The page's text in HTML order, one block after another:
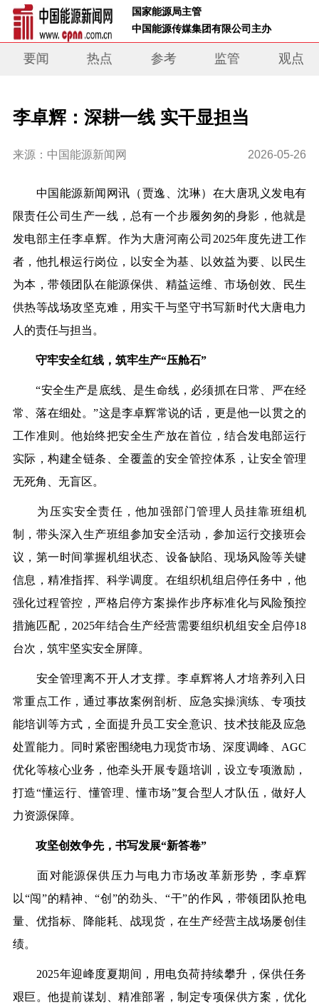
国家能源局主管
中国能源传媒集团有限公司主办
要闻 热点 参考 监管 观点
李卓辉：深耕一线 实干显担当
来源：中国能源新闻网 2026-05-26
中国能源新闻网讯（贾逸、沈琳）在大唐巩义发电有
限责任公司生产一线，总有一个步履匆匆的身影，他就是
发电部主任李卓辉。作为大唐河南公司2025年度先进工作
者，他扎根运行岗位，以安全为基、以效益为要、以民生
为本，带领团队在能源保供、精益运维、市场创效、民生
供热等战场攻坚克难，用实干与坚守书写新时代大唐电力
人的责任与担当。
守牢安全红线，筑牢生产“压舱石”
“安全生产是底线、是生命线，必须抓在日常、严在经
常、落在细处。”这是李卓辉常说的话，更是他一以贯之的
工作准则。他始终把安全生产放在首位，结合发电部运行
实际，构建全链条、全覆盖的安全管控体系，让安全管理
无死角、无盲区。
为压实安全责任，他加强部门管理人员挂靠班组机
制，带头深入生产班组参加安全活动，参加运行交接班会
议，第一时间掌握机组状态、设备缺陷、现场风险等关键
信息，精准指挥、科学调度。在组织机组启停任务中，他
强化过程管控，严格启停方案操作步序标准化与风险预控
措施匹配，2025年结合生产经营需要组织机组安全启停18
台次，筑牢坚实安全屏障。
安全管理离不开人才支撑。李卓辉将人才培养列入日
常重点工作，通过事故案例剖析、应急实操演练、专项技
能培训等方式，全面提升员工安全意识、技术技能及应急
处置能力。同时紧密围绕电力现货市场、深度调峰、AGC
优化等核心业务，他牵头开展专题培训，设立专项激励，
打造“懂运行、懂管理、懂市场”复合型人才队伍，做好人
力资源保障。
攻坚创效争先，书写发展“新答卷”
面对能源保供压力与电力市场改革新形势，李卓辉
以“闯”的精神、“创”的劲头、“干”的作风，带领团队抢电
量、优指标、降能耗、战现货，在生产经营主战场屡创佳
绩。
2025年迎峰度夏期间，用电负荷持续攀升，保供任务
艰巨。他提前谋划、精准部署，制定专项保供方案，优化